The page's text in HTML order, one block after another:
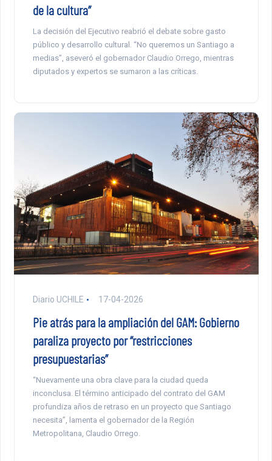
de la cultura”
La decisión del Ejecutivo reabrió el debate sobre gasto
público y desarrollo cultural. “No queremos un Santiago a
medias”, aseveró el gobernador Claudio Orrego, mientras
diputados y expertos se sumaron a las críticas.
Diario UCHILE 17-04-2026
Pie atrás para la ampliación del GAM: Gobierno
paraliza proyecto por “restricciones
presupuestarias”
“Nuevamente una obra clave para la ciudad queda
inconclusa. El término anticipado del contrato del GAM
profundiza años de retraso en un proyecto que Santiago
necesita”, lamenta el gobernador de la Región
Metropolitana, Claudio Orrego.